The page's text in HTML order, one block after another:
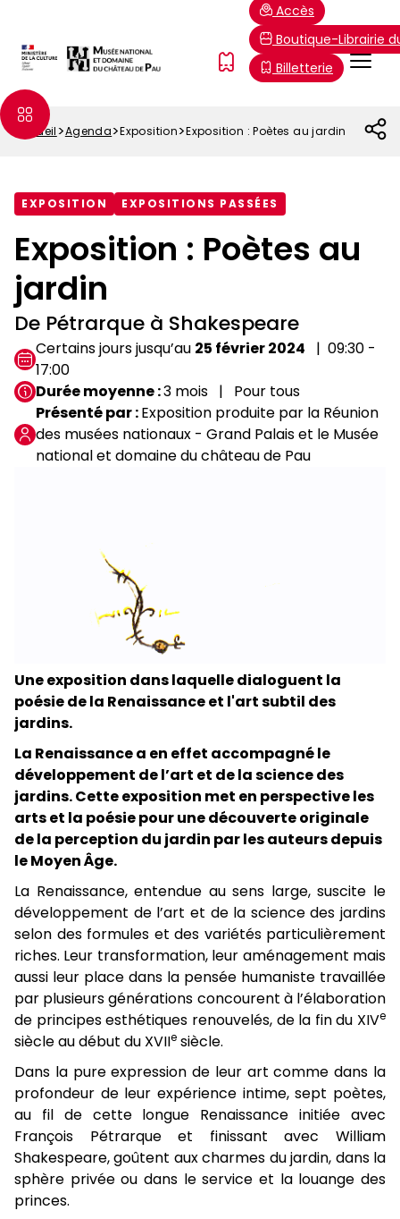
contenu
principal
Menu
FR
Accès
Boutique-Librairie
Billetterie
Fil
Accueil Agenda Exposition Exposition : Poètes au jardin
EXPOSITION EXPOSITIONS PASSÉES
Exposition : Poètes au
jardin
De Pétrarque à Shakespeare
Certains jours jusqu’au 25 février 2024
09:30 -
17:00
Durée moyenne 3 mois
Pour tous
Présenté par Exposition produite par la Réunion
des musées nationaux - Grand Palais et le Musée
national et domaine du château de Pau
Une exposition dans laquelle dialoguent la
poésie de la Renaissance et l'art subtil des
jardins.
La Renaissance a en effet accompagné le
développement de l’art et de la science des
jardins. Cette exposition met en perspective les
arts et la poésie pour une découverte originale
de la perception du jardin par les auteurs depuis
le Moyen Âge.
La Renaissance, entendue au sens large, suscite le
développement de l’art et de la science des jardins
selon des formules et des variétés particulièrement
riches. Leur transformation, leur aménagement mais
aussi leur place dans la pensée humaniste travaillée
par plusieurs générations concourent à l’élaboration
de principes esthétiques renouvelés, de la fin du XIVe
siècle au début du XVIIe siècle.
Dans la pure expression de leur art comme dans la
profondeur de leur expérience intime, sept poètes,
au fil de cette longue Renaissance initiée avec
François Pétrarque et finissant avec William
Shakespeare, goûtent aux charmes du jardin, dans la
sphère privée ou dans le service et la louange des
princes.